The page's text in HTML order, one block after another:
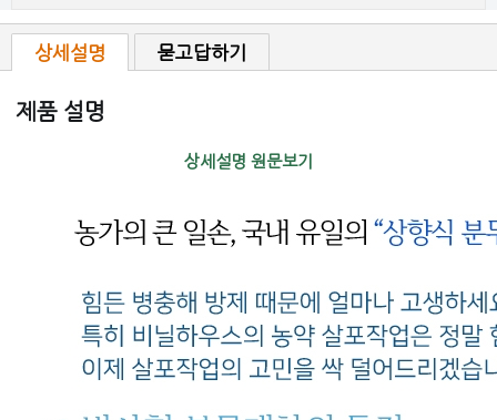
상세설명 묻고답하기
제품 설명
상세설명 원문보기